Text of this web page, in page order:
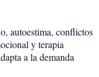
autoestima, conflictos
y terapia
a la demanda